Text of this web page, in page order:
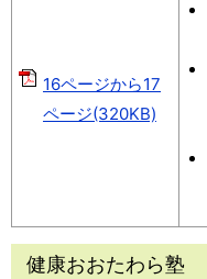
16ページから17
ページ(320KB)
健康おおたわら塾